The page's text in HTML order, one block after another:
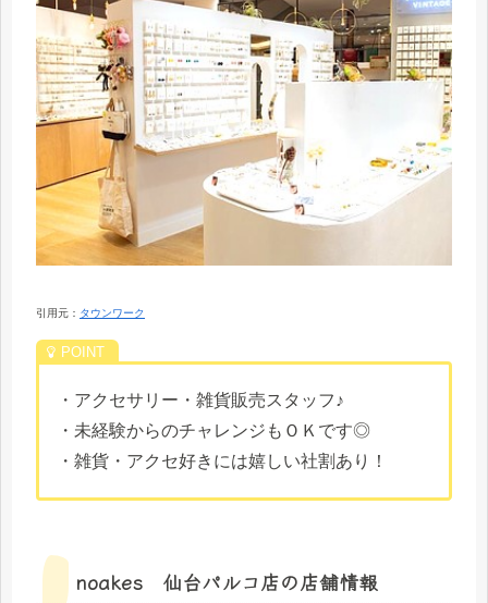
引用元： タウンワーク
・アクセサリー・雑貨販売スタッフ♪
・未経験からのチャレンジもＯＫです◎
・雑貨・アクセ好きには嬉しい社割あり！
noakes 仙台パルコ店の店舗情報